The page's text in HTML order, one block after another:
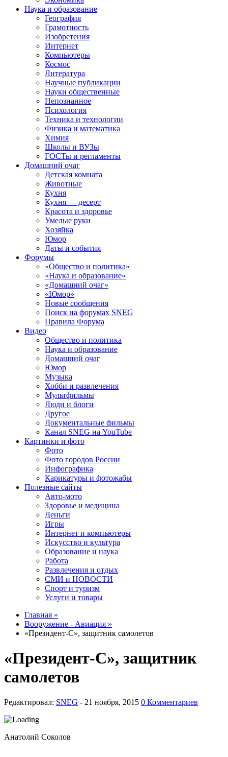
Наука и образование
География
Грамотность
Изобретения
Интернет
Компьютеры
Космос
Литература
Научные публикации
Науки общественные
Непознанное
Психология
Техника и технологии
Физика и математика
Химия
Школы и ВУЗы
ГОСТы и регламенты
Домашний очаг
Детская комната
Животные
Кухня
Кухня — десерт
Красота и здоровье
Умелые руки
Хозяйка
Юмор
Даты и события
Форумы
«Общество и политика»
«Наука и образование»
«Домашний очаг»
«Юмор»
Новые сообщения
Поиск на форумах SNEG
Правила Форума
Видео
Общество и политика
Наука и образование
Домашний очаг
Юмор
Музыка
Хобби и развлечения
Мультфильмы
Люди и блоги
Другое
Документальные фильмы
Канал SNEG на YouTube
Картинки и фото
Фото
Фото городов России
Инфографика
Карикатуры и фотожабы
Полезные сайты
Авто-мото
Здоровье и медицина
Деньги
Игры
Интернет и компьютеры
Искусство и культура
Образование и наука
Работа
Развлечения и отдых
СМИ и НОВОСТИ
Спорт и туризм
Услуги и товары
Главная »
Вооружение - Авиация »
«Президент-С», защитник самолетов
«Президент-С», защитник
самолетов
Редактировал: SNEG - 0 Комментариев
Анатолий Соколов